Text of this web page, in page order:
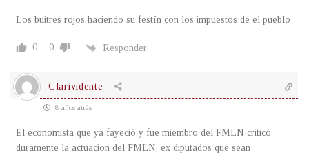
Los buitres rojos haciendo su festín con los impuestos de el pueblo
0 0 Responder
Clarividente
8 años atrás
El economista que ya fayeció y fue miembro del FMLN criticó
duramente la actuacion del FMLN, ex diputados que sean